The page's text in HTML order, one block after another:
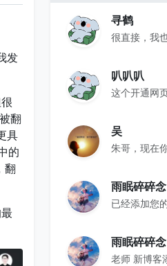
发
翻
具
的
翻
寻鹤
叭叭叭
吴
雨眠碎碎念
雨眠碎碎念